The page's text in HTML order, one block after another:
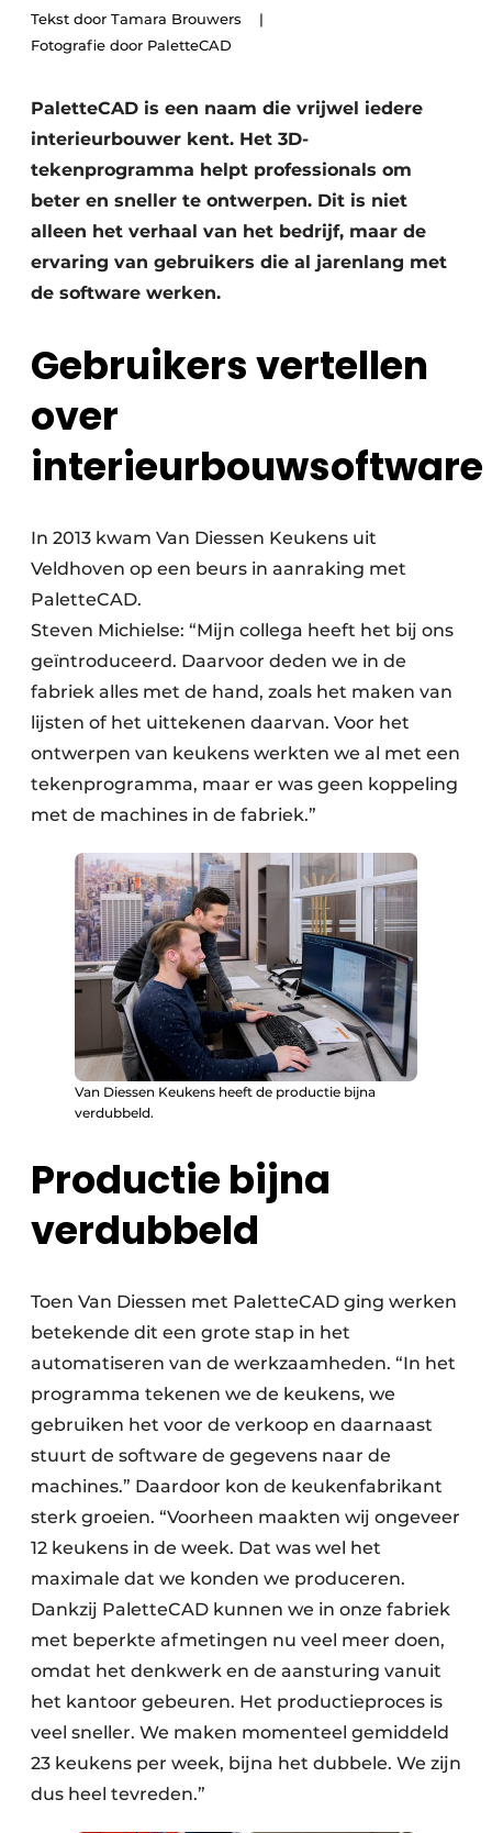
Privacy / Cookie statement
Vacature aanmelden
Meubelbeslag & Kastindeling
Tekst door Tamara Brouwers
Fotografie door PaletteCAD
PaletteCAD is een naam die vrijwel iedere
interieurbouwer kent. Het 3D-
tekenprogramma helpt professionals om
beter en sneller te ontwerpen. Dit is niet
alleen het verhaal van het bedrijf, maar de
ervaring van gebruikers die al jarenlang met
de software werken.
Gebruikers vertellen
over
interieurbouwsoftware
In 2013 kwam Van Diessen Keukens uit
Veldhoven op een beurs in aanraking met
PaletteCAD.
Steven Michielse: “Mijn collega heeft het bij ons
geïntroduceerd. Daarvoor deden we in de
fabriek alles met de hand, zoals het maken van
lijsten of het uittekenen daarvan. Voor het
ontwerpen van keukens werkten we al met een
tekenprogramma, maar er was geen koppeling
met de machines in de fabriek.”
Van Diessen Keukens heeft de productie bijna
verdubbeld.
Productie bijna
verdubbeld
Toen Van Diessen met PaletteCAD ging werken
betekende dit een grote stap in het
automatiseren van de werkzaamheden. “In het
programma tekenen we de keukens, we
gebruiken het voor de verkoop en daarnaast
stuurt de software de gegevens naar de
machines.” Daardoor kon de keukenfabrikant
sterk groeien. “Voorheen maakten wij ongeveer
12 keukens in de week. Dat was wel het
maximale dat we konden we produceren.
Dankzij PaletteCAD kunnen we in onze fabriek
met beperkte afmetingen nu veel meer doen,
omdat het denkwerk en de aansturing vanuit
het kantoor gebeuren. Het productieproces is
veel sneller. We maken momenteel gemiddeld
23 keukens per week, bijna het dubbele. We zijn
dus heel tevreden.”